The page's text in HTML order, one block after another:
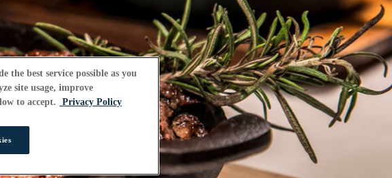
the best service possible as you
site usage, improve
to accept.
Privacy Policy